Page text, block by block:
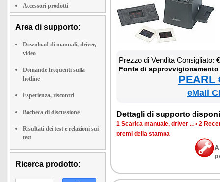
Accessori prodotti
Area di supporto:
Download di manuali, driver,
video
Domande frequenti sulla
hotline
Esperienza, riscontri
Bacheca di discussione
Risultati dei test e relazioni sui
test
Ricerca prodotto:
Prez­zo di Ven­di­ta Con­si­glia­to:
Fon­te di
PEARL
eMall
Det­ta­gli di sup­por­to
1 Sca­ri­ca ma­nua­le, dri­ver ... • 2
pre­mi del­la stam­pa